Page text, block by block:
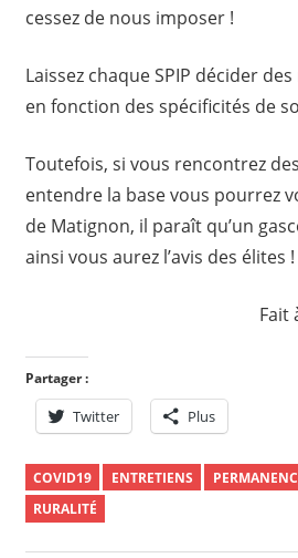
cessez de nous imposer !
Laissez chaque SPIP décider
en fonction des spécificités de
Toutefois, si vous rencontrez
entendre la base vous pourrez
de Matignon, il paraît qu’un
ainsi vous aurez l’avis des élites !
Fait
Partager :
Twitter Plus
COVID19 ENTRETIENS
RURALITÉ